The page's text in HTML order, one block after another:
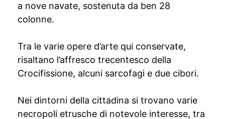
a nove navate, sostenuta da ben 28
colonne.
Tra le varie opere d’arte qui conservate,
risaltano l’affresco trecentesco della
Crocifissione, alcuni sarcofagi e due cibori.
Nei dintorni della cittadina si trovano varie
necropoli etrusche di notevole interesse, tra